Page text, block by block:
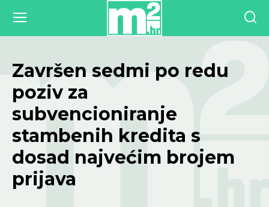
Završen sedmi po redu
poziv za
subvencioniranje
stambenih kredita s
dosad najvećim brojem
prijava